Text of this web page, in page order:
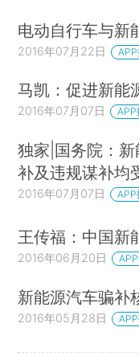
电动自行车与新
2016年07月22日
马凯：促进新能
2016年07月07日 APP
独家|国务院：
补及违规谋补均
2016年07月07日 APP
王传福：中国新
2016年06月20日
新能源汽车骗补
2016年05月28日